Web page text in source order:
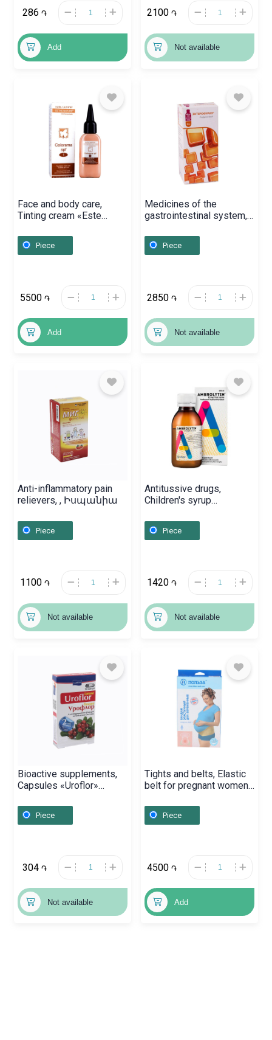
286 ֏
Add
2100 ֏
Not available
Face and body care,
Tinting cream «Este
1, Հայաստան
Piece
5500 ֏
Add
Medicines of the
gastrointestinal system,
200mg, Բոսնիա և
Հերցոգովինիա
Piece
2850 ֏
Not available
Anti-inflammatory pain
relievers, , Իսպանիա
Piece
1100 ֏
Not available
Antitussive drugs,
Children's syrup
Բուլղարիա
Piece
1420 ֏
Not available
Bioactive supplements,
Capsules «Uroflor»
Piece
304 ֏
Not available
Tights and belts, Elastic
belt for pregnant women
Piece
4500 ֏
Add